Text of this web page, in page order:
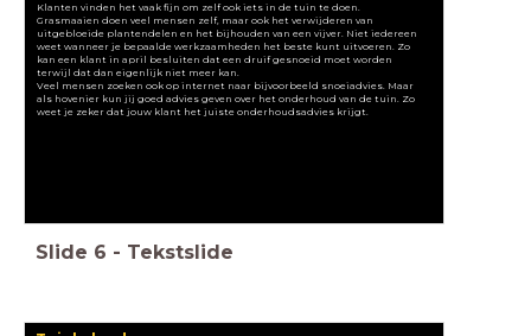
Klanten vinden het vaak fijn om zelf ook iets in de tuin te doen.
Grasmaaien doen veel mensen zelf, maar ook het verwijderen van
uitgebloeide plantendelen en het bijhouden van een vijver. Niet iedereen
weet wanneer je bepaalde werkzaamheden het beste kunt uitvoeren. Zo
kan een klant in april besluiten dat een druif gesnoeid moet worden
terwijl dat dan eigenlijk niet meer kan.
Veel mensen zoeken ook op internet naar bijvoorbeeld snoeiadvies. Maar
als hovenier kun jij goed advies geven over het onderhoud van de tuin. Zo
weet je zeker dat jouw klant het juiste onderhoudsadvies krijgt.
Slide 6 - Tekstslide